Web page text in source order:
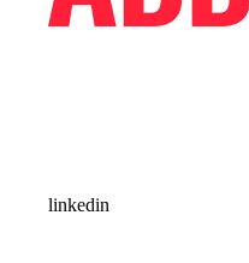
linkedin